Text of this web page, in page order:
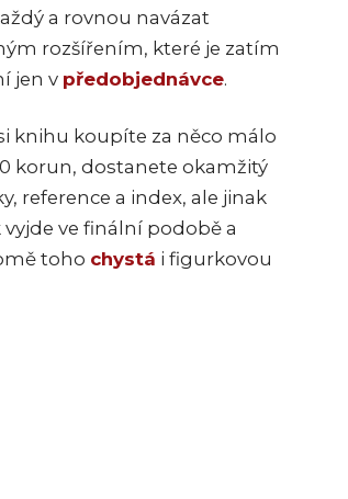
a rovnou navázat
rozšířením, které je zatím
jen v předobjednávce.
knihu koupíte za něco málo
korun, dostanete okamžitý
reference a index, ale jinak
ve finální podobě a
toho chystá i figurkovou